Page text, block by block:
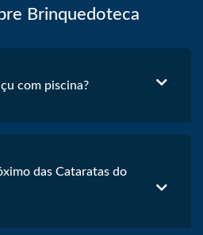
Brinquedoteca
com piscina?
das Cataratas do